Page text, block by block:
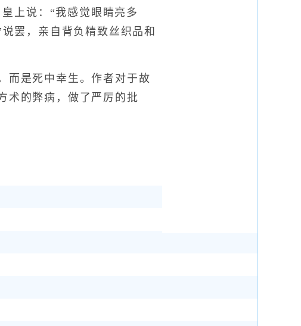
上说：“我感觉眼睛亮多
罢，亲自背负精致丝织品和
是死中幸生。作者对于故
术的弊病，做了严厉的批